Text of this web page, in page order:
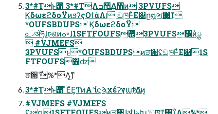
3*#Tͱ͸ 3*#TΛߏ੒͢Δ΋ͷ 3PVUFS
ϏδωεϩδοΫͷϧʔςΟϯάΛ୲͏ ඞཁͰ͋Ε͹ը໘ભҠ΋͓͜ͳ͏
*OUFSBDUPS ϏδωεϩδοΫ
௨৴ॲཧɺঢ়ଶͷߋ৽ɺ1SFTFOUFS΍3PVUFS΁ͷ໋ྩ
 #VJMEFS
3PVUFSͱ*OUFSBDUPSͷੜ੒ʢඞཁͰ͋Ε͹1S
FTFOUFS΋ʣ
ੜ੒࣌ʹ%*Λ͓͜ͳ͏
3*#Tͱ͸ ͦΕͧΕ͕ͲͷΑ͏ʹίϛϡχέʔγϣϯ͍ͯ͠Δͷ͔
#VJMEFS #VJMEFS